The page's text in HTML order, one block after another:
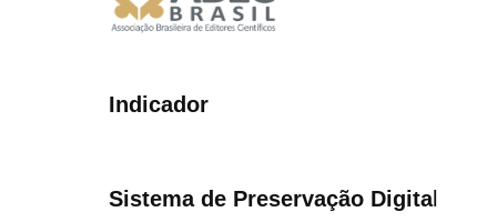
Indicador
Sistema de Preservação Digital